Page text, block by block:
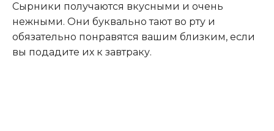
Сырники получаются вкусными и очень
нежными. Они буквально тают во рту и
обязательно понравятся вашим близким, если
вы подадите их к завтраку.